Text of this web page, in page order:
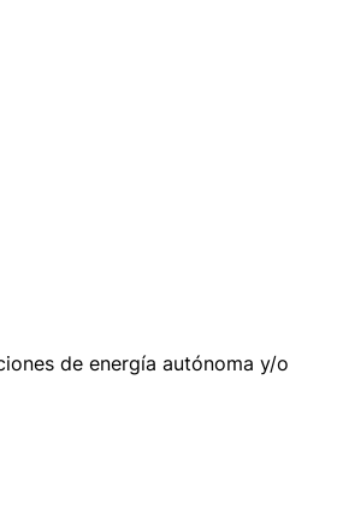
de energía autónoma y/o